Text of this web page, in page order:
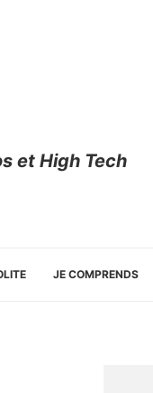
et High Tech
JE COMPRENDS